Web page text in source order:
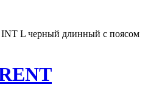
L черный длинный с поясом